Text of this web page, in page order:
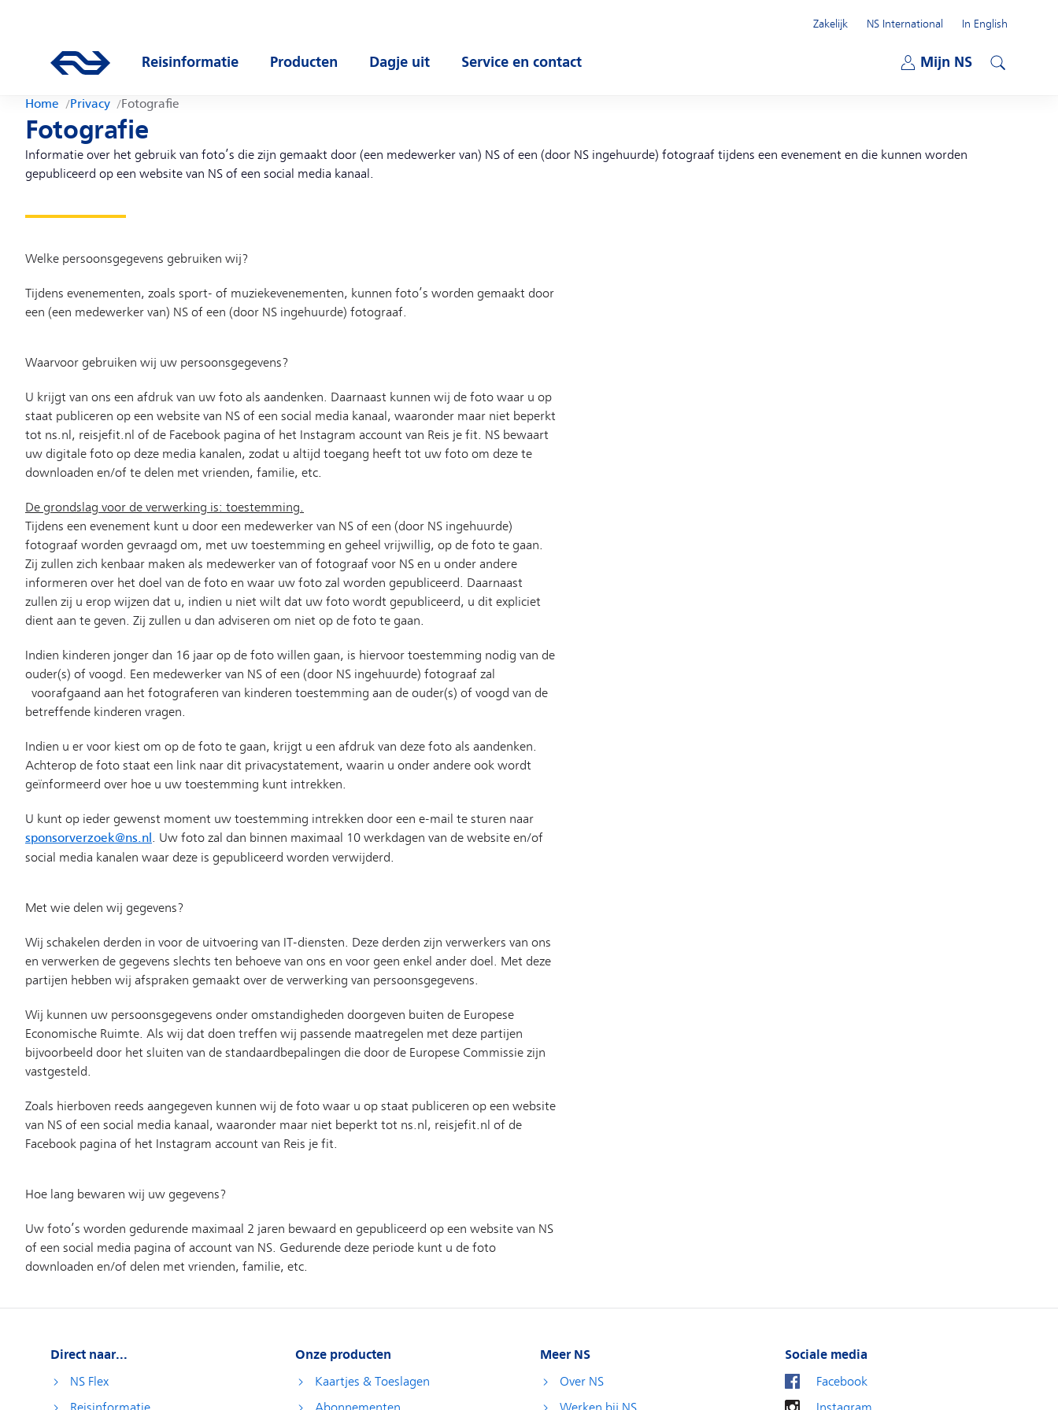
Ga naar de homepage van ns.nl
Reisinformatie
Producten
Dagje uit
Service en contact
Mijn NS
Zakelijk
NS International
In English
Home Privacy Fotografie
Fotografie
Informatie over het gebruik van foto’s die zijn gemaakt door (een medewerker van) NS of een (door NS ingehuurde) fotograaf tijdens een evenement en die kunnen worden
gepubliceerd op een website van NS of een social media kanaal.
Direct naar...
NS Flex
Onze producten
Kaartjes & Toeslagen
Meer NS
Over NS
Sociale media
Facebook